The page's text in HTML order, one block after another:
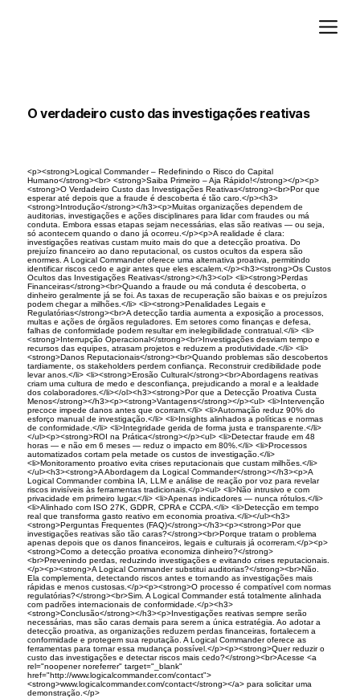
O verdadeiro custo das investigações reativas
<p><strong>Logical Commander – Redefinindo o Risco do Capital
Humano</strong><br> <strong>Saiba Primeiro – Aja Rápido!</strong></p><p>
<strong>O Verdadeiro Custo das Investigações Reativas</strong><br>Por que
esperar até depois que a fraude é descoberta é tão caro.</p><h3>
<strong>Introdução</strong></h3><p>Muitas organizações dependem de
auditorias, investigações e ações disciplinares para lidar com fraudes ou má
conduta. Embora essas etapas sejam necessárias, elas são reativas — ou seja,
só acontecem quando o dano já ocorreu.</p><p>A realidade é clara:
investigações reativas custam muito mais do que a detecção proativa. Do
prejuízo financeiro ao dano reputacional, os custos ocultos da espera são
enormes. A Logical Commander oferece uma alternativa proativa, permitindo
identificar riscos cedo e agir antes que eles escalem.</p><h3><strong>Os Custos
Ocultos das Investigações Reativas</strong></h3><ol> <li><strong>Perdas
Financeiras</strong><br>Quando a fraude ou má conduta é descoberta, o
dinheiro geralmente já se foi. As taxas de recuperação são baixas e os prejuízos
podem chegar a milhões.</li> <li><strong>Penalidades Legais e
Regulatórias</strong><br>A detecção tardia aumenta a exposição a processos,
multas e ações de órgãos reguladores. Em setores como finanças e defesa,
falhas de conformidade podem resultar em inelegibilidade contratual.</li> <li>
<strong>Interrupção Operacional</strong><br>Investigações desviam tempo e
recursos das equipes, atrasam projetos e reduzem a produtividade.</li> <li>
<strong>Danos Reputacionais</strong><br>Quando problemas são descobertos
tardiamente, os stakeholders perdem confiança. Reconstruir credibilidade pode
levar anos.</li> <li><strong>Erosão Cultural</strong><br>Abordagens reativas
criam uma cultura de medo e desconfiança, prejudicando a moral e a lealdade
dos colaboradores.</li></ol><h3><strong>Por que a Detecção Proativa Custa
Menos</strong></h3><p><strong>Vantagens</strong></p><ul> <li>Intervenção
precoce impede danos antes que ocorram.</li> <li>Automação reduz 90% do
esforço manual de investigação.</li> <li>Insights alinhados a políticas e normas
de conformidade.</li> <li>Integridade gerida de forma justa e transparente.</li>
</ul><p><strong>ROI na Prática</strong></p><ul> <li>Detectar fraude em 48
horas — e não em 6 meses — reduz o impacto em 80%.</li> <li>Processos
automatizados cortam pela metade os custos de investigação.</li>
<li>Monitoramento proativo evita crises reputacionais que custam milhões.</li>
</ul><h3><strong>A Abordagem da Logical Commander</strong></h3><p>A
Logical Commander combina IA, LLM e análise de reação por voz para revelar
riscos invisíveis às ferramentas tradicionais.</p><ul> <li>Não intrusivo e com
privacidade em primeiro lugar.</li> <li>Apenas indicadores — nunca rótulos.</li>
<li>Alinhado com ISO 27K, GDPR, CPRA e CCPA.</li> <li>Detecção em tempo
real que transforma gasto reativo em economia proativa.</li></ul><h3>
<strong>Perguntas Frequentes (FAQ)</strong></h3><p><strong>Por que
investigações reativas são tão caras?</strong><br>Porque tratam o problema
apenas depois que os danos financeiros, legais e culturais já ocorreram.</p><p>
<strong>Como a detecção proativa economiza dinheiro?</strong>
<br>Prevenindo perdas, reduzindo investigações e evitando crises reputacionais.
</p><p><strong>A Logical Commander substitui auditorias?</strong><br>Não.
Ela complementa, detectando riscos antes e tornando as investigações mais
rápidas e menos custosas.</p><p><strong>O processo é compatível com normas
regulatórias?</strong><br>Sim. A Logical Commander está totalmente alinhada
com padrões internacionais de conformidade.</p><h3>
<strong>Conclusão</strong></h3><p>Investigações reativas sempre serão
necessárias, mas são caras demais para serem a única estratégia. Ao adotar a
detecção proativa, as organizações reduzem perdas financeiras, fortalecem a
conformidade e protegem sua reputação. A Logical Commander oferece as
ferramentas para tornar essa mudança possível.</p><p><strong>Quer reduzir o
custo das investigações e detectar riscos mais cedo?</strong><br>Acesse <a
rel="noopener noreferrer" target="_blank"
href="http://www.logicalcommander.com/contact">
<strong>www.logicalcommander.com/contact</strong></a> para solicitar uma
demonstração.</p>